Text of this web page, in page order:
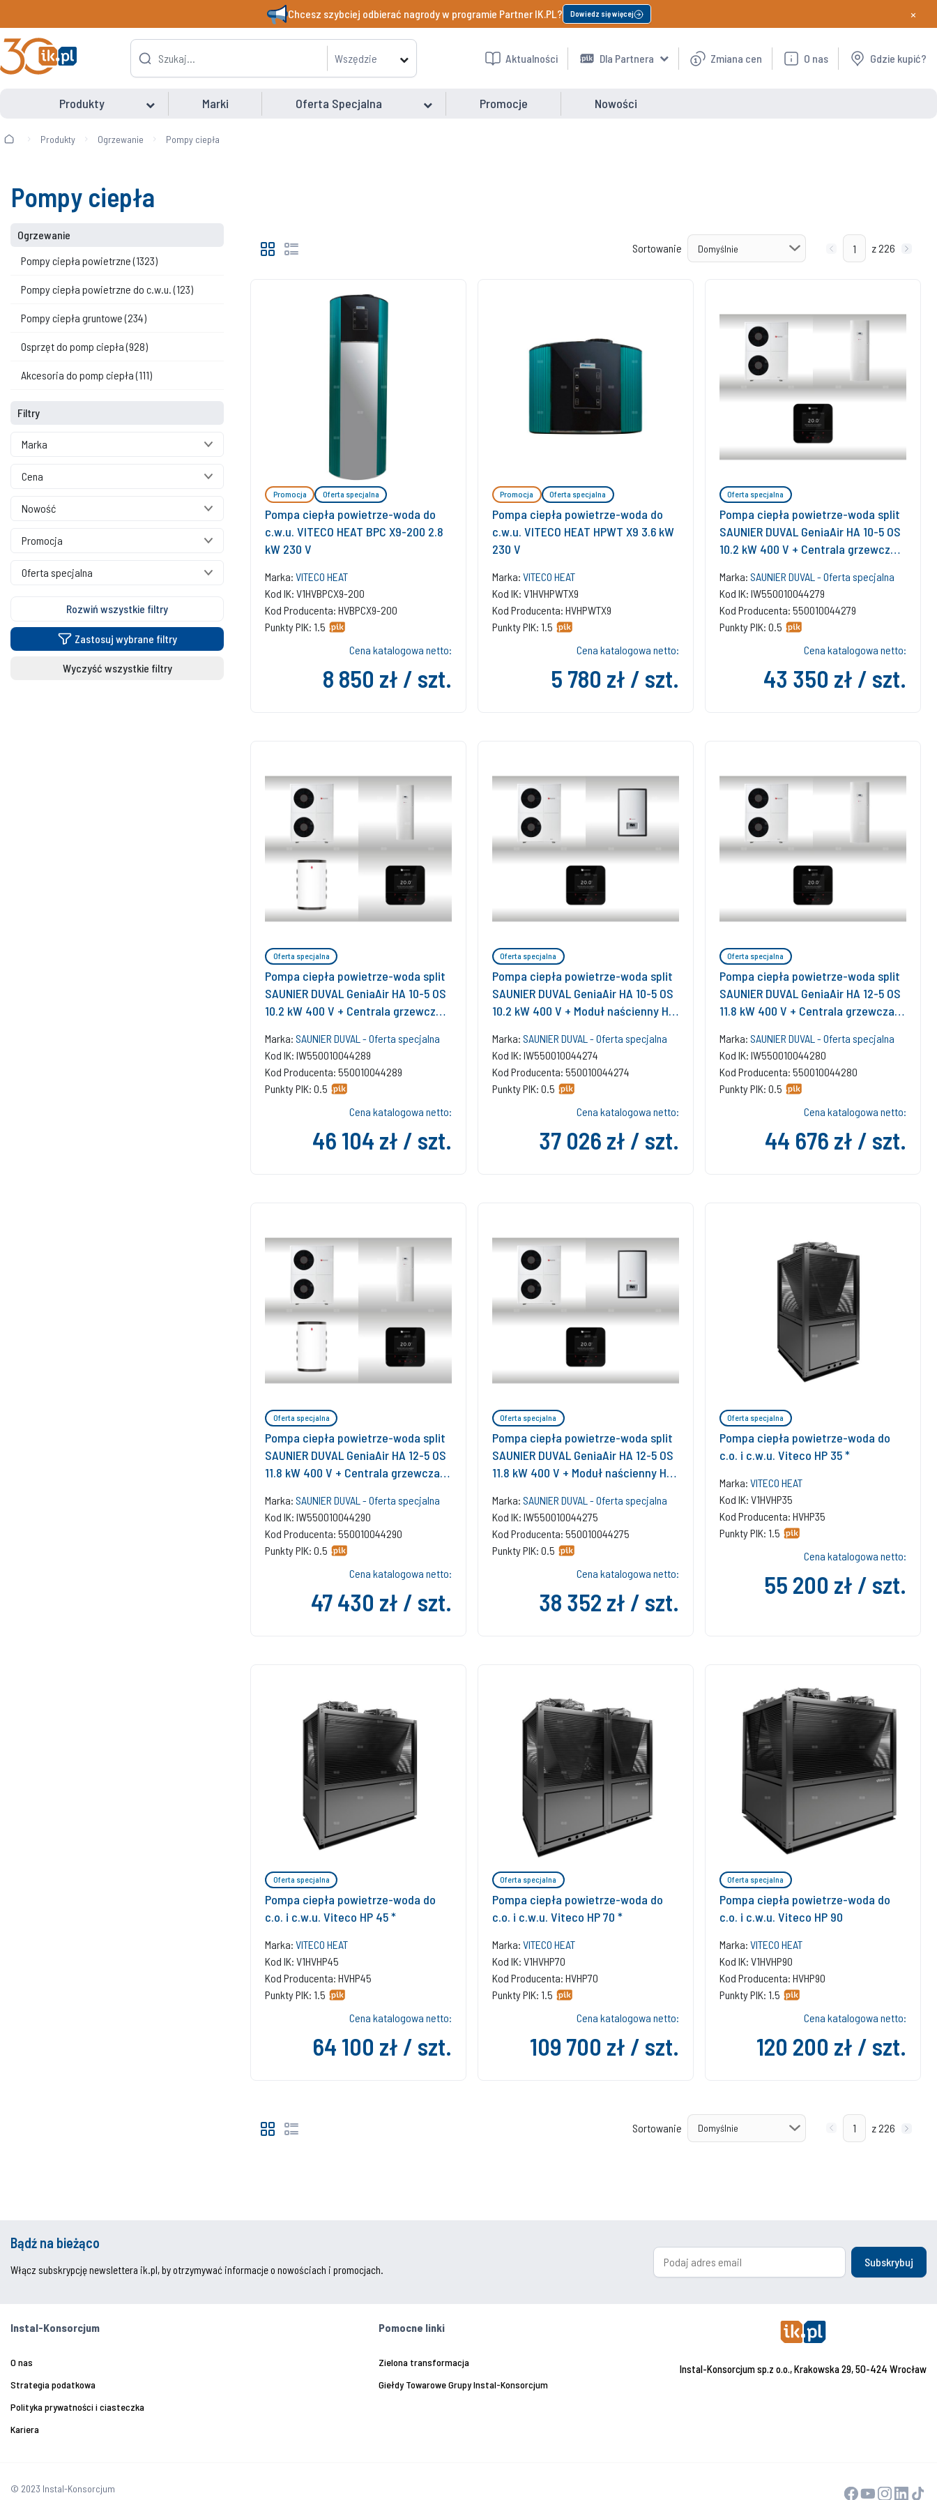
Chcesz szybciej odbierać nagrody w programie Partner IK.PL? Dowiedz się więcej ×
Wszędzie Aktualności Dla Partnera Zmiana cen O nas Gdzie kupić?
Produkty Marki Oferta Specjalna Promocje Nowości
Produkty Ogrzewanie Pompy ciepła
Pompy ciepła
Ogrzewanie
Pompy ciepła powietrzne(1323)
Pompy ciepła powietrzne do c.w.u.(123)
Pompy ciepła gruntowe(234)
Osprzęt do pomp ciepła(928)
Akcesoria do pomp ciepła(111)
Filtry
Marka
Cena
Nowość
Promocja
Oferta specjalna
Rozwiń wszystkie filtry
Zastosuj wybrane filtry
Wyczyść wszystkie filtry
Sortowanie z 226
Promocja Oferta specjalna
Pompa ciepła powietrze-woda do
c.w.u. VITECO HEAT BPC X9-200 2.8
kW 230 V
Marka: VITECO HEAT
Kod IK: V1HVBPCX9-200
Kod Producenta: HVBPCX9-200
Punkty PIK: 1.5
Cena katalogowa netto:
8 850 zł / szt.
Promocja Oferta specjalna
Pompa ciepła powietrze-woda do
c.w.u. VITECO HEAT HPWT X9 3.6 kW
230 V
Marka: VITECO HEAT
Kod IK: V1HVHPWTX9
Kod Producenta: HVHPWTX9
Punkty PIK: 1.5
Cena katalogowa netto:
5 780 zł / szt.
Oferta specjalna
Pompa ciepła powietrze-woda split
SAUNIER DUVAL GeniaAir HA 10-5 OS
10.2 kW 400 V + Centrala grzewcza
Marka: SAUNIER DUVAL - Oferta specjalna
Kod IK: IW550010044279
Kod Producenta: 550010044279
Punkty PIK: 0.5
Cena katalogowa netto:
43 350 zł / szt.
Oferta specjalna
Pompa ciepła powietrze-woda split
SAUNIER DUVAL GeniaAir HA 10-5 OS
10.2 kW 400 V + Centrala grzewcza
WR RW 50 + Regulator SRC 720 +
Moduł komunikacji internetowej SR
940f
Marka: SAUNIER DUVAL - Oferta specjalna
Kod IK: IW550010044289
Kod Producenta: 550010044289
Punkty PIK: 0.5
Cena katalogowa netto:
46 104 zł / szt.
Oferta specjalna
Pompa ciepła powietrze-woda split
SAUNIER DUVAL GeniaAir HA 10-5 OS
10.2 kW 400 V + Moduł naścienny HA
Czujnik temperatury c.w.u.1 + Moduł
komunikacji internetowej 1
Marka: SAUNIER DUVAL - Oferta specjalna
Kod IK: IW550010044274
Kod Producenta: 550010044274
Punkty PIK: 0.5
Cena katalogowa netto:
37 026 zł / szt.
Oferta specjalna
Pompa ciepła powietrze-woda split
SAUNIER DUVAL GeniaAir HA 12-5 OS
11.8 kW 400 V + Centrala grzewcza
Marka: SAUNIER DUVAL - Oferta specjalna
Kod IK: IW550010044280
Kod Producenta: 550010044280
Punkty PIK: 0.5
Cena katalogowa netto:
44 676 zł / szt.
Oferta specjalna
Pompa ciepła powietrze-woda split
SAUNIER DUVAL GeniaAir HA 12-5 OS
11.8 kW 400 V + Centrala grzewcza
WR RW 50 + Regulator SRC 720 +
Moduł komunikacji internetowej SR
940f
Marka: SAUNIER DUVAL - Oferta specjalna
Kod IK: IW550010044290
Kod Producenta: 550010044290
Punkty PIK: 0.5
Cena katalogowa netto:
47 430 zł / szt.
Oferta specjalna
Pompa ciepła powietrze-woda split
SAUNIER DUVAL GeniaAir HA 12-5 OS
11.8 kW 400 V + Moduł naścienny HA
Marka: SAUNIER DUVAL - Oferta specjalna
Kod IK: IW550010044275
Kod Producenta: 550010044275
Punkty PIK: 0.5
Cena katalogowa netto:
38 352 zł / szt.
Oferta specjalna
Pompa ciepła powietrze-woda do
c.o. i c.w.u. Viteco HP 35 *
Marka: VITECO HEAT
Kod IK: V1HVHP35
Kod Producenta: HVHP35
Punkty PIK: 1.5
Cena katalogowa netto:
55 200 zł / szt.
Oferta specjalna
Pompa ciepła powietrze-woda do
c.o. i c.w.u. Viteco HP 45 *
Marka: VITECO HEAT
Kod IK: V1HVHP45
Kod Producenta: HVHP45
Punkty PIK: 1.5
Cena katalogowa netto:
64 100 zł / szt.
Oferta specjalna
Pompa ciepła powietrze-woda do
c.o. i c.w.u. Viteco HP 70 *
Marka: VITECO HEAT
Kod IK: V1HVHP70
Kod Producenta: HVHP70
Punkty PIK: 1.5
Cena katalogowa netto:
109 700 zł / szt.
Oferta specjalna
Pompa ciepła powietrze-woda do
c.o. i c.w.u. Viteco HP 90
Marka: VITECO HEAT
Kod IK: V1HVHP90
Kod Producenta: HVHP90
Punkty PIK: 1.5
Cena katalogowa netto:
120 200 zł / szt.
Sortowanie z 226
Bądź na bieżąco
Włącz subskrypcję newslettera ik.pl, by otrzymywać informacje o nowościach i promocjach.
Subskrybuj
Instal-Konsorcjum
O nas
Strategia podatkowa
Polityka prywatności i ciasteczka
Kariera
Pomocne linki
Zielona transformacja
Giełdy Towarowe Grupy Instal-Konsorcjum
Instal-Konsorcjum sp.z o.o., Krakowska 29, 50-424 Wrocław
© 2023 Instal-Konsorcjum